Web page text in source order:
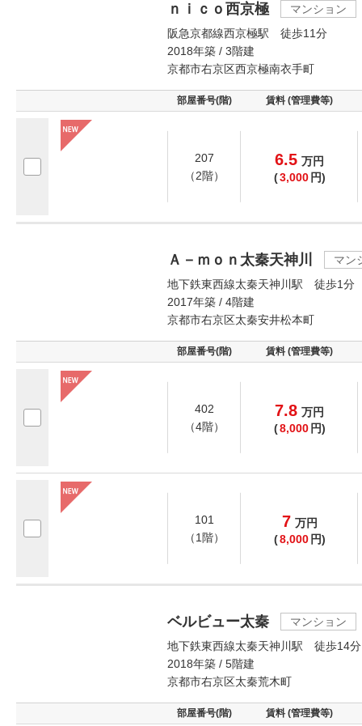
ｎｉｃｏ西京極
マンション
阪急京都線西京極駅 徒歩11分
2018年築 / 3階建
京都市右京区西京極南衣手町
部屋番号(階) 賃料 (管理費等)
207
（2階）
6.5 万円
(3,000 円)
Ａ－ｍｏｎ太秦天神川
マン
地下鉄東西線太秦天神川駅 徒歩1分
2017年築 / 4階建
京都市右京区太秦安井松本町
部屋番号(階) 賃料 (管理費等)
402
（4階）
7.8 万円
(8,000 円)
101
（1階）
7 万円
(8,000 円)
ベルビュー太秦
マンション
地下鉄東西線太秦天神川駅 徒歩14分
2018年築 / 5階建
京都市右京区太秦荒木町
部屋番号(階) 賃料 (管理費等)